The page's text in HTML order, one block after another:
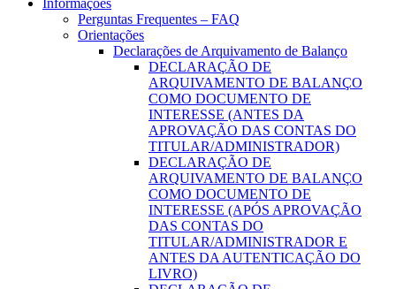
Informações
Perguntas Frequentes – FAQ
Orientações
Declarações de Arquivamento de Balanço
DECLARAÇÃO DE
ARQUIVAMENTO DE BALANÇO
COMO DOCUMENTO DE
INTERESSE (ANTES DA
APROVAÇÃO DAS CONTAS DO
TITULAR/ADMINISTRADOR)
DECLARAÇÃO DE
ARQUIVAMENTO DE BALANÇO
COMO DOCUMENTO DE
INTERESSE (APÓS APROVAÇÃO
DAS CONTAS DO
TITULAR/ADMINISTRADOR E
ANTES DA AUTENTICAÇÃO DO
LIVRO)